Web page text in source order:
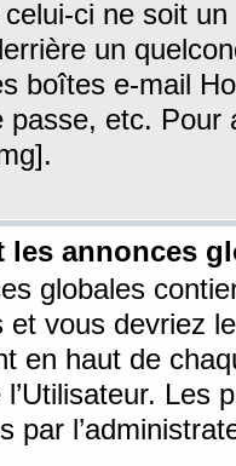
ci ne soit
un
boîtes e-mail
passe, etc. Pour
les annonces
globales
et vous devriez
en haut de
Les
par